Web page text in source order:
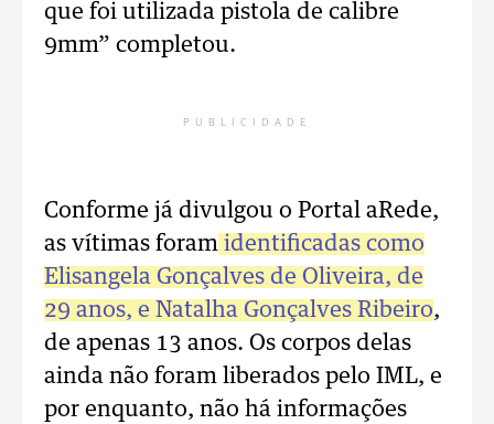
que foi utilizada pistola de calibre
9mm” completou.
PUBLICIDADE
Conforme já divulgou o Portal aRede,
as vítimas foram identificadas como
Elisangela Gonçalves de Oliveira, de
29 anos, e Natalha Gonçalves Ribeiro,
de apenas 13 anos. Os corpos delas
ainda não foram liberados pelo IML, e
por enquanto, não há informações